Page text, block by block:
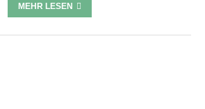
MEHR LESEN